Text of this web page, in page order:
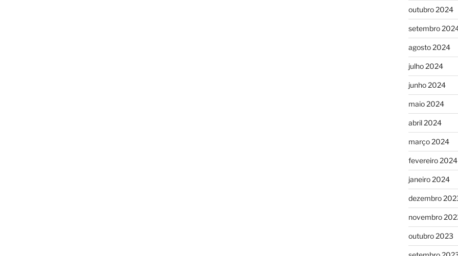
outubro 2024
setembro
agosto 2024
julho 2024
junho 2024
maio 2024
abril 2024
março 2024
fevereiro 2024
janeiro 2024
dezembro
novembro
outubro 2023